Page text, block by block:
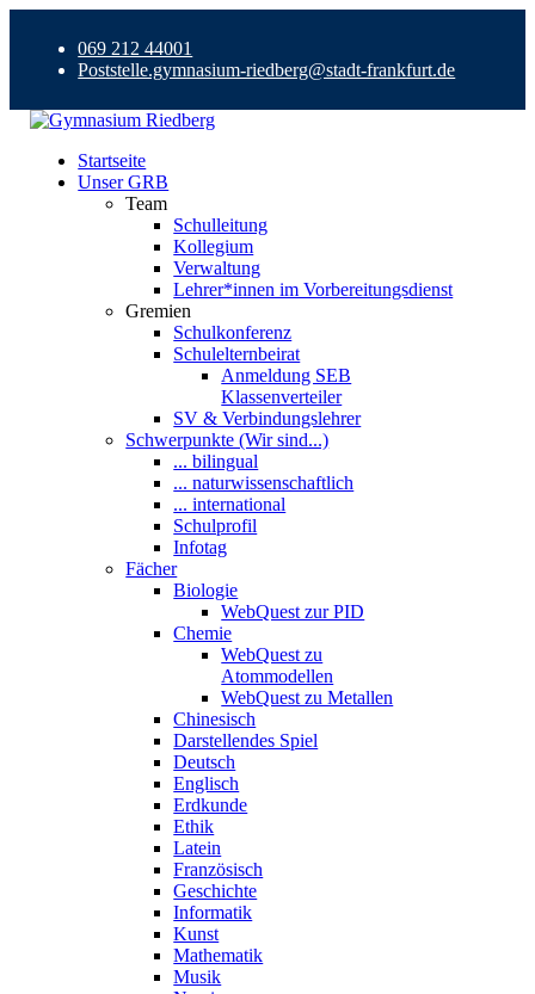
069 212 44001
Poststelle.gymnasium-riedberg@stadt-frankfurt.de
Startseite
Unser GRB
Team
Schulleitung
Kollegium
Verwaltung
Lehrer*innen im Vorbereitungsdienst
Gremien
Schulkonferenz
Schulelternbeirat
Anmeldung SEB
Klassenverteiler
SV & Verbindungslehrer
Schwerpunkte (Wir sind...)
... bilingual
... naturwissenschaftlich
... international
Schulprofil
Infotag
Fächer
Biologie
WebQuest zur PID
Chemie
WebQuest zu
Atommodellen
WebQuest zu Metallen
Chinesisch
Darstellendes Spiel
Deutsch
Englisch
Erdkunde
Ethik
Latein
Französisch
Geschichte
Informatik
Kunst
Mathematik
Musik